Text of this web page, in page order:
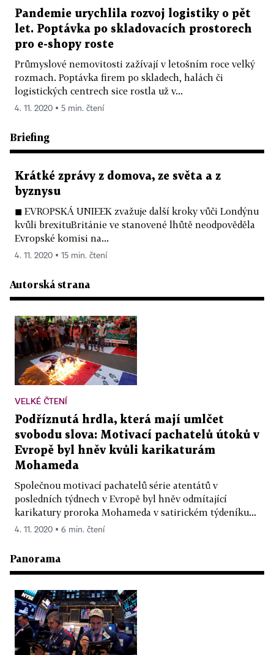
Pandemie urychlila rozvoj logistiky o pět
let. Poptávka po skladovacích prostorech
pro e-shopy roste
Průmyslové nemovitosti zažívají v letošním roce velký
rozmach. Poptávka firem po skladech, halách či
logistických centrech sice rostla už v...
4. 11. 2020 ▪ 5 min. čtení
Briefing
Krátké zprávy z domova, ze světa a z
byznysu
◼ EVROPSKÁ UNIEEK zvažuje další kroky vůči Londýnu
kvůli brexituBritánie ve stanovené lhůtě neodpověděla
Evropské komisi na...
4. 11. 2020 ▪ 15 min. čtení
Autorská strana
VELKÉ ČTENÍ
Podříznutá hrdla, která mají umlčet
svobodu slova: Motivací pachatelů útoků v
Evropě byl hněv kvůli karikaturám
Mohameda
Společnou motivací pachatelů série atentátů v
posledních týdnech v Evropě byl hněv odmítající
karikatury proroka Mohameda v satirickém týdeníku...
4. 11. 2020 ▪ 6 min. čtení
Panorama